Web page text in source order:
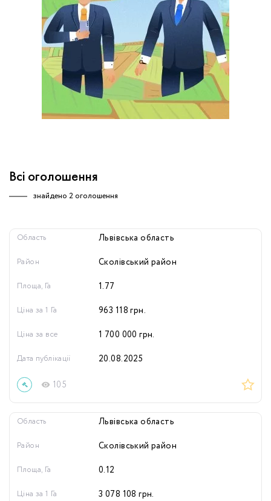
Всі оголошення
знайдено 2 оголошення
Область Львівська область
Район Сколівський район
Площа, Га 1.77
Ціна за 1 Га 963 118 грн.
Ціна за все 1 700 000 грн.
105
Дата публікації 20.08.2025
Область Львівська область
Район Сколівський район
Площа, Га 0.12
Ціна за 1 Га 3 078 108 грн.
Немає облікового запису?
Зареєструватися
УВІЙТИ
обробку персональних даних.
ЗАМОВИТИ КОНСУЛЬТАЦІЮ